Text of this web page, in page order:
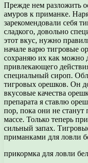
Прежде нем разложить
амуров к приманке.
зарекомендовали себя
сладкого, довольно
этот вкус, нужно
начале варю тигровые
сохраняю их как можно
привлекающего
специальный сироп.
тигровых орешков. Он
вкусовые качества
препарата я ставлю
пор, пока они не станут
массе. Только теперь
сильный запах.
приманками для ловли
прикормка для ловли